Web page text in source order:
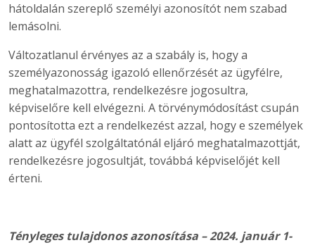
hátoldalán szereplő személyi azonosítót nem szabad
lemásolni.
Változatlanul érvényes az a szabály is, hogy a
személyazonosság igazoló ellenőrzését az ügyfélre,
meghatalmazottra, rendelkezésre jogosultra,
képviselőre kell elvégezni. A törvénymódosítást csupán
pontosította ezt a rendelkezést azzal, hogy e személyek
alatt az ügyfél szolgáltatónál eljáró meghatalmazottját,
rendelkezésre jogosultját, továbbá képviselőjét kell
érteni.
Tényleges tulajdonos azonosítása – 2024. január 1-